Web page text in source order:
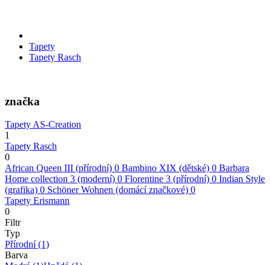
Tapety
Tapety Rasch
značka
Tapety AS-Creation
1
Tapety Rasch
0
African Queen III (přírodní) 0 Bambino XIX (dětské) 0 Barbara
Home collection 3 (moderní) 0 Florentine 3 (přírodní) 0 Indian Style
(grafika) 0 Schöner Wohnen (domácí značkové) 0
Tapety Erismann
0
Filtr
Typ
Přírodní(1)
Barva